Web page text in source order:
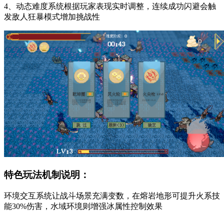
4、动态难度系统根据玩家表现实时调整，连续成功闪避会触
发敌人狂暴模式增加挑战性
特色玩法机制说明：
环境交互系统让战斗场景充满变数，在熔岩地形可提升火系技
能30%伤害，水域环境则增强冰属性控制效果